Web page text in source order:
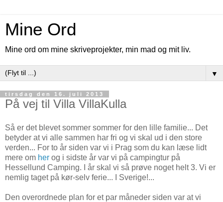
Mine Ord
Mine ord om mine skriveprojekter, min mad og mit liv.
▼
tirsdag den 16. juli 2013
På vej til Villa VillaKulla
Så er det blevet sommer sommer for den lille familie... Det
betyder at vi alle sammen har fri og vi skal ud i den store
verden... For to år siden var vi i Prag som du kan læse lidt
mere om her og i sidste år var vi på campingtur på
Hessellund Camping. I år skal vi så prøve noget helt 3. Vi er
nemlig taget på kør-selv ferie... I Sverige!...
Den overordnede plan for et par måneder siden var at vi